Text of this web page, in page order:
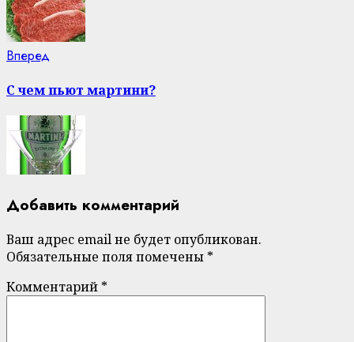
Вперед
С чем пьют мартини?
Добавить комментарий
Ваш адрес email не будет опубликован.
Обязательные поля помечены *
Комментарий *